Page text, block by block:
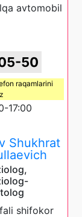
avtomobil
50
raqamlarini
17:00
Shukhrat
shifokor